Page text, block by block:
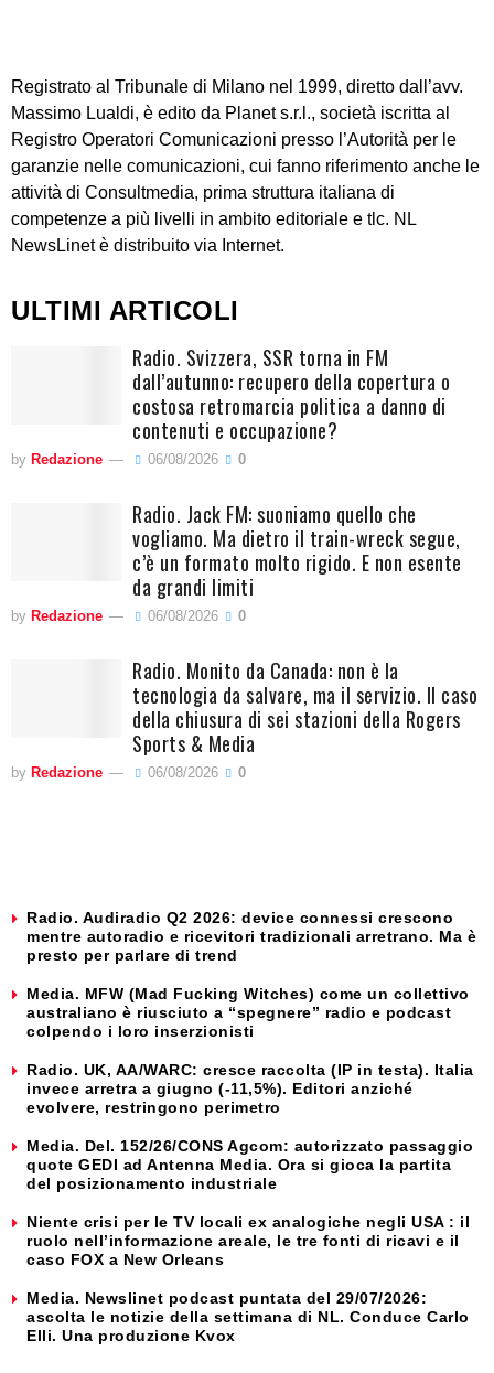
Registrato al Tribunale di Milano nel 1999, diretto dall’avv.
Massimo Lualdi, è edito da Planet s.r.l., società iscritta al
Registro Operatori Comunicazioni presso l’Autorità per le
garanzie nelle comunicazioni, cui fanno riferimento anche le
attività di Consultmedia, prima struttura italiana di
competenze a più livelli in ambito editoriale e tlc. NL
NewsLinet è distribuito via Internet.
ULTIMI ARTICOLI
Radio. Svizzera, SSR torna in FM
dall’autunno: recupero della copertura o
costosa retromarcia politica a danno di
contenuti e occupazione?
by Redazione 06/08/2026 0
Radio. Jack FM: suoniamo quello che
vogliamo. Ma dietro il train-wreck segue,
c’è un formato molto rigido. E non esente
da grandi limiti
by Redazione 06/08/2026 0
Radio. Monito da Canada: non è la
tecnologia da salvare, ma il servizio. Il caso
della chiusura di sei stazioni della Rogers
Sports & Media
by Redazione 06/08/2026 0
Radio. Audiradio Q2 2026: device connessi crescono
mentre autoradio e ricevitori tradizionali arretrano. Ma è
presto per parlare di trend
Media. MFW (Mad Fucking Witches) come un collettivo
australiano è riusciuto a “spegnere” radio e podcast
colpendo i loro inserzionisti
Radio. UK, AA/WARC: cresce raccolta (IP in testa). Italia
invece arretra a giugno (-11,5%). Editori anziché
evolvere, restringono perimetro
Media. Del. 152/26/CONS Agcom: autorizzato passaggio
quote GEDI ad Antenna Media. Ora si gioca la partita
del posizionamento industriale
Niente crisi per le TV locali ex analogiche negli USA : il
ruolo nell’informazione areale, le tre fonti di ricavi e il
caso FOX a New Orleans
Media. Newslinet podcast puntata del 29/07/2026:
ascolta le notizie della settimana di NL. Conduce Carlo
Elli. Una produzione Kvox